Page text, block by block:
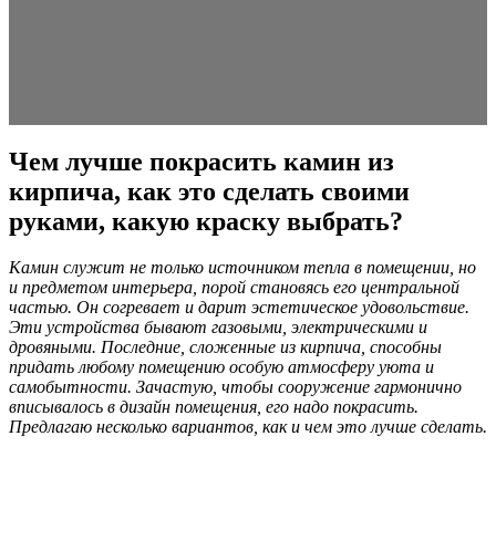
Чем лучше покрасить камин из
кирпича, как это сделать своими
руками, какую краску выбрать?
Камин служит не только источником тепла в помещении, но
и предметом интерьера, порой становясь его центральной
частью. Он согревает и дарит эстетическое удовольствие.
Эти устройства бывают газовыми, электрическими и
дровяными. Последние, сложенные из кирпича, способны
придать любому помещению особую атмосферу уюта и
самобытности. Зачастую, чтобы сооружение гармонично
вписывалось в дизайн помещения, его надо покрасить.
Предлагаю несколько вариантов, как и чем это лучше сделать.